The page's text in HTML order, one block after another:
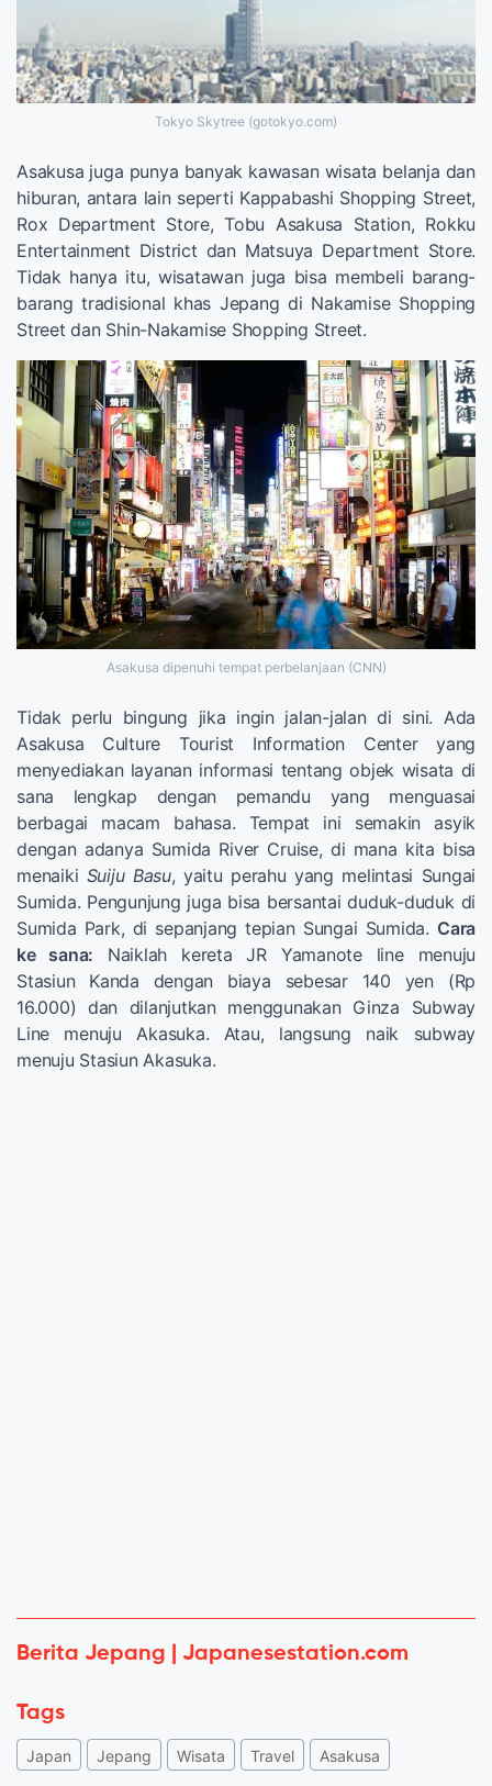
Tokyo Skytree (gotokyo.com)
Asakusa juga punya banyak kawasan wisata belanja dan
hiburan, antara lain seperti Kappabashi Shopping Street,
Rox Department Store, Tobu Asakusa Station, Rokku
Entertainment District dan Matsuya Department Store.
Tidak hanya itu, wisatawan juga bisa membeli barang-
barang tradisional khas Jepang di Nakamise Shopping
Street dan Shin-Nakamise Shopping Street.
Asakusa dipenuhi tempat perbelanjaan (CNN)
Tidak perlu bingung jika ingin jalan-jalan di sini. Ada
Asakusa Culture Tourist Information Center yang
menyediakan layanan informasi tentang objek wisata di
sana lengkap dengan pemandu yang menguasai
berbagai macam bahasa. Tempat ini semakin asyik
dengan adanya Sumida River Cruise, di mana kita bisa
menaiki Suiju Basu, yaitu perahu yang melintasi Sungai
Sumida. Pengunjung juga bisa bersantai duduk-duduk di
Sumida Park, di sepanjang tepian Sungai Sumida. Cara
ke sana: Naiklah kereta JR Yamanote line menuju
Stasiun Kanda dengan biaya sebesar 140 yen (Rp
16.000) dan dilanjutkan menggunakan Ginza Subway
Line menuju Akasuka. Atau, langsung naik subway
menuju Stasiun Akasuka.
Berita Jepang | Japanesestation.com
Tags
Japan Jepang Wisata Travel Asakusa